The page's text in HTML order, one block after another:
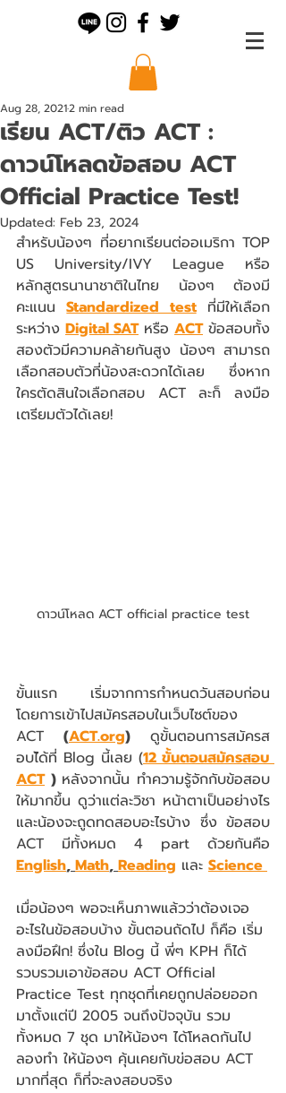
เรียน ACT/ติว ACT :
ดาวน์โหลดข้อสอบ ACT
Official Practice Test!
Aug 28, 20212 min read
Updated: Feb 23, 2024
สำหรับน้องๆ ที่อยากเรียนต่ออเมริกา TOP
US University/IVY League หรือ
หลักสูตรนานาชาติในไทย น้องๆ ต้องมี
คะแนน Standardized test ที่มีให้เลือก
ระหว่าง Digital SAT หรือ ACT ข้อสอบทั้ง
สองตัวมีความคล้ายกันสูง น้องๆ สามารถ
เลือกสอบตัวที่น้องสะดวกได้เลย ซึ่งหาก
ใครตัดสินใจเลือกสอบ ACT ละก็ ลงมือ
เตรียมตัวได้เลย!
ดาวน์โหลด ACT official practice test
ขั้นแรก เริ่มจากการกำหนดวันสอบก่อน
โดยการเข้าไปสมัครสอบในเว็บไซต์ของ
ACT (ACT.org) ดูขั้นตอนการสมัครส
อบไ้ด้ที่ Blog นี้เลย (12 ขั้นตอนสมัครสอบ
ACT ) หลังจากนั้น ทำความรู้จักกับข้อสอบ
ให้มากขึ้น ดูว่าแต่ละวิชา หน้าตาเป็นอย่างไร
และน้องจะถูดทดสอบอะไรบ้าง ซึ่ง ข้อสอบ
English, Math, Reading และ Science
เมื่อน้องๆ พอจะเห็นภาพแล้วว่าต้องเจอ
อะไรในข้อสอบบ้าง ขั้นตอนถัดไป ก็คือ เริ่ม
ลงมือฝึก! ซึ่งใน Blog นี้ พี่ๆ KPH ก็ได้
รวบรวมเอาข้อสอบ ACT Official
Practice Test ทุกชุดที่เคยถูกปล่อยออก
มาตั้งแต่ปี 2005 จนถึงปัจจุบัน รวม
ทั้งหมด 7 ชุด มาให้น้องๆ ได้โหลดกันไป
ลองทำ ให้น้องๆ คุ้นเคยกับข่อสอบ ACT
มากที่สุด ก็ที่จะลงสอบจริง